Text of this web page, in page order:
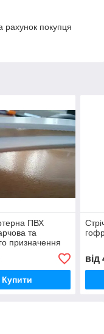
рахунок покупця
ПВХ
та
призначення
Купити
від